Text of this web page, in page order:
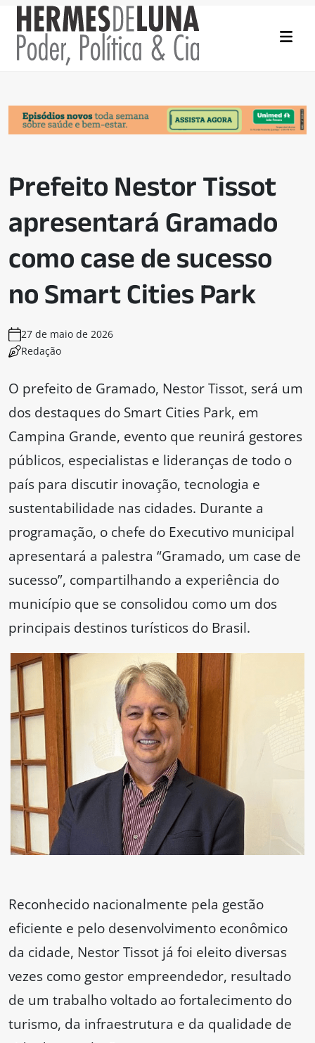
Prefeito Nestor Tissot
apresentará Gramado
como case de sucesso
no Smart Cities Park
27 de maio de 2026
Redação
O prefeito de Gramado, Nestor Tissot, será um
dos destaques do Smart Cities Park, em
Campina Grande, evento que reunirá gestores
públicos, especialistas e lideranças de todo o
país para discutir inovação, tecnologia e
sustentabilidade nas cidades. Durante a
programação, o chefe do Executivo municipal
apresentará a palestra “Gramado, um case de
sucesso”, compartilhando a experiência do
município que se consolidou como um dos
principais destinos turísticos do Brasil.
Reconhecido nacionalmente pela gestão
eficiente e pelo desenvolvimento econômico
da cidade, Nestor Tissot já foi eleito diversas
vezes como gestor empreendedor, resultado
de um trabalho voltado ao fortalecimento do
turismo, da infraestrutura e da qualidade de